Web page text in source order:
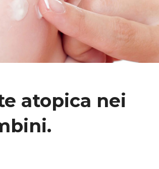
atopica nei